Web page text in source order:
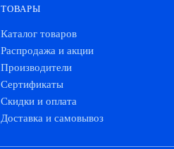
ТОВАРЫ
Каталог товаров
Распродажа и акции
Производители
Сертификаты
Скидки и оплата
Доставка и самовывоз